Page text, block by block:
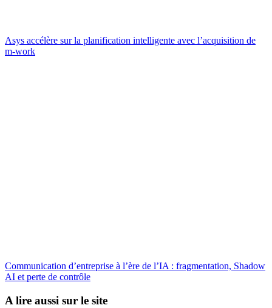
Asys accélère sur la planification intelligente avec l’acquisition de
m-work
Communication d’entreprise à l’ère de l’IA : fragmentation, Shadow
AI et perte de contrôle
A lire aussi sur le site